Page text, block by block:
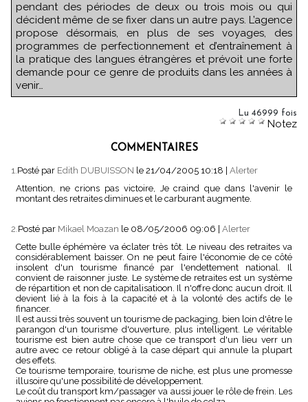
pendant des périodes de deux ou trois mois ou qui
décident même de se fixer dans un autre pays. L’agence
propose désormais, en plus de ses voyages, des
programmes de perfectionnement et d’entraînement à
la pratique des langues étrangères et prévoit une forte
demande pour ce genre de produits dans les années à
venir…
Lu 46999 fois
Notez
COMMENTAIRES
1. Posté par Edith DUBUISSON le 21/04/2005 10:18 | Alerter
Attention, ne crions pas victoire, Je craind que dans l'avenir le
montant des retraites diminues et le carburant augmente.
2. Posté par Mikael Moazan le 08/05/2006 09:06 | Alerter
Cette bulle éphémère va éclater très tôt. Le niveau des retraites va
considérablement baisser. On ne peut faire l'économie de ce côté
insolent d'un tourisme financé par l'endettement national. Il
convient de raisonner juste. Le système de retraites est un système
de répartition et non de capitalisatioon. Il n'offre donc aucun droit. Il
devient lié à la fois à la capacité et à la volonté des actifs de le
financer.
Il est aussi très souvent un tourisme de packaging, bien loin d'être le
parangon d'un tourisme d'ouverture, plus intelligent. Le véritable
tourisme est bien autre chose que ce transport d'un lieu verr un
autre avec ce retour obligé à la case départ qui annule la plupart
des effets.
Ce tourisme temporaire, tourisme de niche, est plus une promesse
illusoire qu'une possibilité de développement.
Le coût du transport km/passager va aussi jouer le rôle de frein. Les